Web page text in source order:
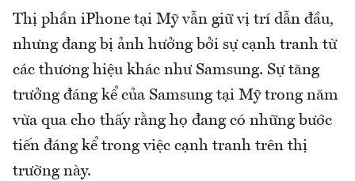
Thị phần iPhone tại Mỹ vẫn giữ vị trí dẫn đầu,
nhưng đang bị ảnh hưởng bởi sự cạnh tranh từ
các thương hiệu khác như Samsung. Sự tăng
trưởng đáng kể của Samsung tại Mỹ trong năm
vừa qua cho thấy rằng họ đang có những bước
tiến đáng kể trong việc cạnh tranh trên thị
trường này.